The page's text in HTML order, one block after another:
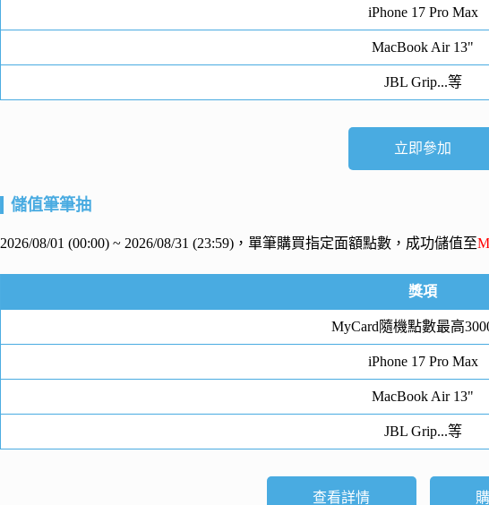
iPhone 17 Pro Max
MacBook Air 13"
JBL Grip...等
立即參加
儲值筆筆抽
2026/08/01 (00:00) ~ 2026/08/31 (23:59)，單筆購買指定面額點數，成功儲值至
獎項
MyCard隨機點數最高
iPhone 17 Pro Max
MacBook Air 13"
JBL Grip...等
查看詳情